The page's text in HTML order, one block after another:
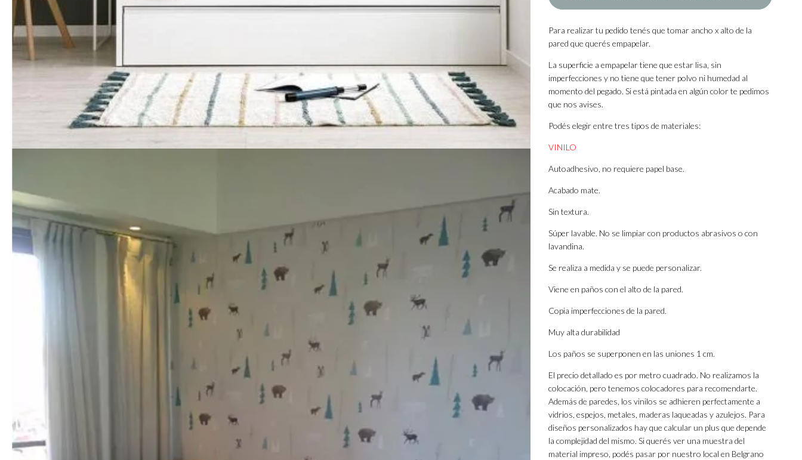
Para realizar tu pedido tenés que tomar ancho x alto de la
pared que querés empapelar.
La superficie a empapelar tiene que estar lisa, sin
imperfecciones y no tiene que tener polvo ni humedad al
momento del pegado. Si está pintada en algún color te pedimos
que nos avises.
Podés elegir entre tres tipos de materiales:
VINILO
Autoadhesivo, no requiere papel base.
Acabado mate.
Sin textura.
Súper lavable. No se limpiar con productos abrasivos o con
lavandina.
Se realiza a medida y se puede personalizar.
Viene en paños con el alto de la pared.
Copia imperfecciones de la pared.
Muy alta durabilidad
Los paños se superponen en las uniones 1 cm.
El precio detallado es por metro cuadrado. No realizamos la
colocación, pero tenemos colocadores para recomendarte.
Además de paredes, los vinilos se adhieren perfectamente a
vidrios, espejos, metales, maderas laqueadas y azulejos. Para
diseños personalizados hay que calcular un plus que depende
la complejidad del mismo. Si querés ver una muestra del
material impreso, podés pasar por nuestro local en Belgrano